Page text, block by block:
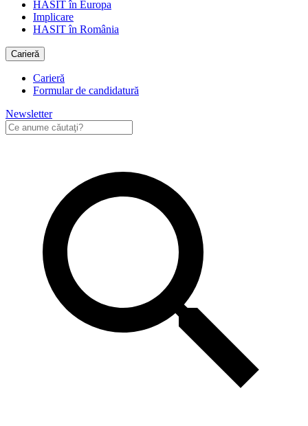
HASIT în Europa
Implicare
HASIT în România
Carieră
Carieră
Formular de candidatură
Newsletter